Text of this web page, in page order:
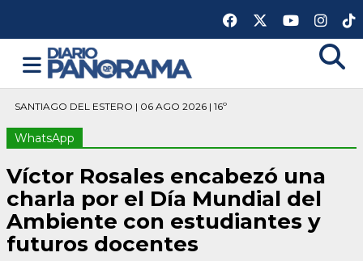
SANTIAGO DEL ESTERO | 06 AGO 2026 | 16º
WhatsApp
Víctor Rosales encabezó una
charla por el Día Mundial del
Ambiente con estudiantes y
futuros docentes